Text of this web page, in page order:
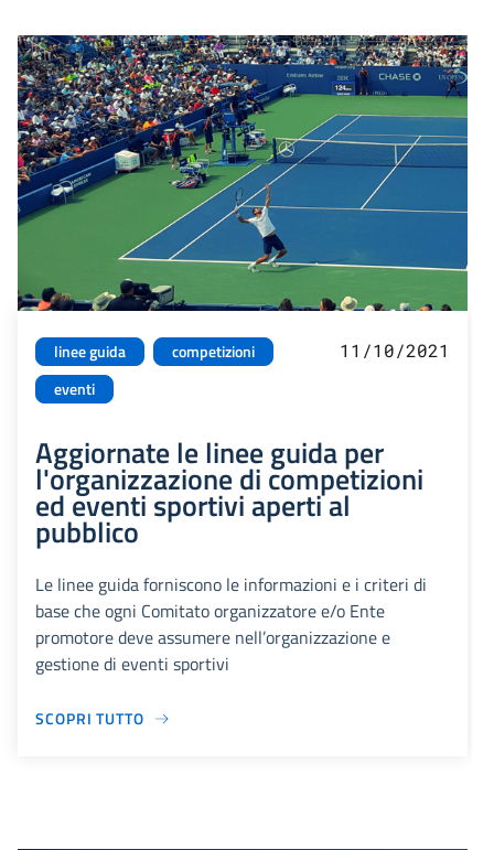
linee guida
competizioni
eventi
11/10/2021
Aggiornate le linee guida per
l'organizzazione di competizioni
ed eventi sportivi aperti al
pubblico
Le linee guida forniscono le informazioni e i criteri di
base che ogni Comitato organizzatore e/o Ente
promotore deve assumere nell’organizzazione e
gestione di eventi sportivi
SCOPRI TUTTO